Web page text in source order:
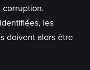
corruption.
les
doivent alors être